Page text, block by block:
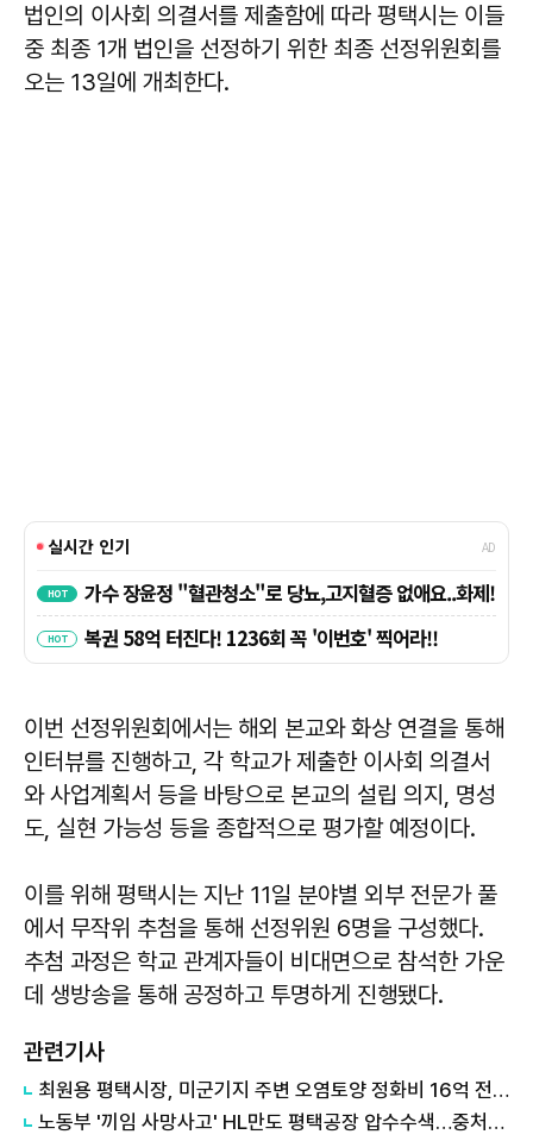
법인의 이사회 의결서를 제출함에 따라 평택시는 이들
중 최종 1개 법인을 선정하기 위한 최종 선정위원회를
오는 13일에 개최한다.
이번 선정위원회에서는 해외 본교와 화상 연결을 통해
인터뷰를 진행하고, 각 학교가 제출한 이사회 의결서
와 사업계획서 등을 바탕으로 본교의 설립 의지, 명성
도, 실현 가능성 등을 종합적으로 평가할 예정이다.
이를 위해 평택시는 지난 11일 분야별 외부 전문가 풀
에서 무작위 추첨을 통해 선정위원 6명을 구성했다.
추첨 과정은 학교 관계자들이 비대면으로 참석한 가운
데 생방송을 통해 공정하고 투명하게 진행됐다.
관련기사
최원용 평택시장, 미군기지 주변 오염토양 정화비 16억 전액 회수...국가 상대 소송 승소
노동부 '끼임 사망사고' HL만도 평택공장 압수수색…중처법 위반 등 수사